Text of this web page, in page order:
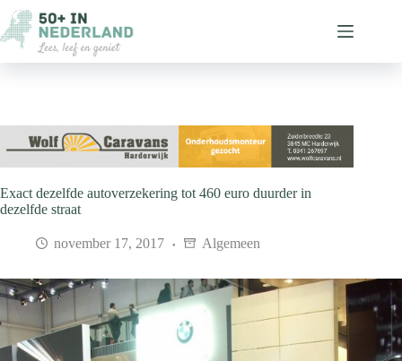
naar
de
inhoud
Exact dezelfde autoverzekering tot 460 euro duurder in
dezelfde straat
november 17, 2017 Algemeen